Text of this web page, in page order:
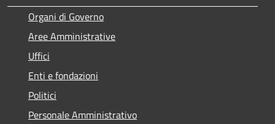
Organi di Governo
Aree Amministrative
Uffici
Enti e fondazioni
Politici
Personale Amministrativo